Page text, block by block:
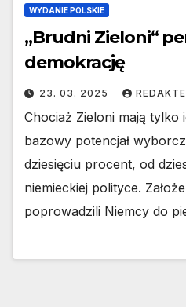
WYDANIE POLSKIE
„Brudni Zieloni“
demokrację
23. 03. 2025
Chociaż Zieloni mają tylko
bazowy potencjał
dziesięciu procent, od
niemieckiej polityce.
poprowadzili Niemcy do